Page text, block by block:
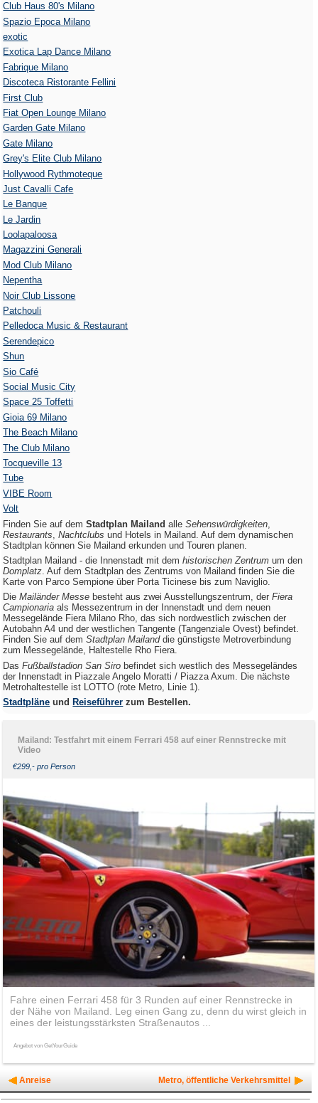
Club Haus 80's Milano
Spazio Epoca Milano
exotic
Exotica Lap Dance Milano
Fabrique Milano
Discoteca Ristorante Fellini
First Club
Fiat Open Lounge Milano
Garden Gate Milano
Gate Milano
Grey's Elite Club Milano
Hollywood Rythmoteque
Just Cavalli Cafe
Le Banque
Le Jardin
Loolapaloosa
Magazzini Generali
Mod Club Milano
Nepentha
Noir Club Lissone
Patchouli
Pelledoca Music & Restaurant
Serendepico
Shun
Sio Café
Social Music City
Space 25 Toffetti
Gioia 69 Milano
The Beach Milano
The Club Milano
Tocqueville 13
Tube
VIBE Room
Volt
Finden Sie auf demStadtplan Mailand alleSehenswürdigkeiten
Restaurants ,Nachtclubs und Hotels in Mailand. Auf dem dynamischen
Stadtplan können Sie Mailand erkunden und Touren planen.
Stadtplan Mailand - die Innenstadt mit demhistorischen Zentrum um den
Domplatz . Auf dem Stadtplan des Zentrums von Mailand finden Sie die
Karte von Parco Sempione über Porta Ticinese bis zum Naviglio.
Die Mailänder Messe besteht aus zwei Ausstellungszentrum, der Fiera
Campionaria als Messezentrum in der Innenstadt und dem neuen
Messegelände Fiera Milano Rho, das sich nordwestlich zwischen der
Autobahn A4 und der westlichen Tangente (Tangenziale Ovest) befindet.
Finden Sie auf demStadtplan Mailanddie günstigste Metroverbindung
zum Messegelände, Haltestelle Rho Fiera.
DasFußballstadion San Siro befindet sich westlich des Messegeländes
der Innenstadt in Piazzale Angelo Moratti / Piazza Axum. Die nächste
Metrohaltestelle ist LOTTO (rote Metro, Linie 1).
Stadtpläne und Reiseführer zum Bestellen.
Mailand: Testfahrt mit einem Ferrari 458 auf einer Rennstrecke mit
Video
€299,- pro Person
Fahre einen Ferrari 458 für 3 Runden auf einer Rennstrecke in
der Nähe von Mailand. Leg einen Gang zu, denn du wirst gleich in
eines der leistungsstärksten Straßenautos ...
Angebot von GetYourGuide
Anreise Metro, öffentliche Verkehrsmittel